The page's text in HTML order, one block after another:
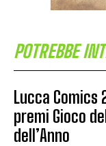
POTREBBE
Lucca Comics
premi Gioco
dell’Anno